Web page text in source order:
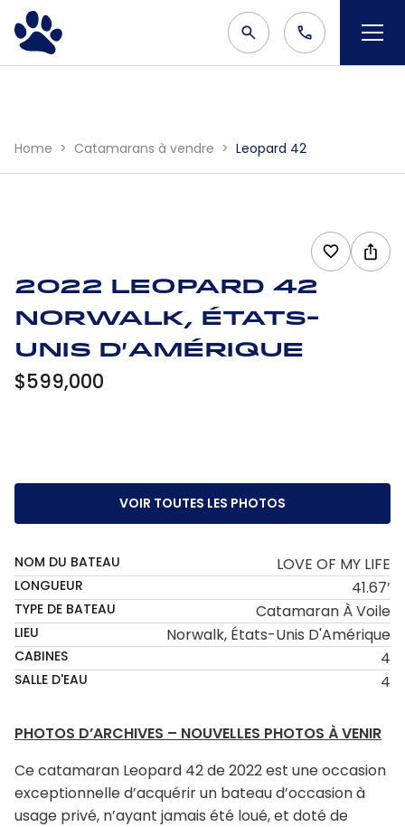
Home Catamarans à vendre Leopard 42
2022 Leopard 42
Norwalk, États-
Unis d'Amérique
$599,000
VOIR TOUTES LES PHOTOS
NOM DU BATEAU LOVE OF MY LIFE
LONGUEUR 41.67’
TYPE DE BATEAU Catamaran À Voile
LIEU Norwalk, États-Unis D'Amérique
CABINES 4
SALLE D'EAU 4
PHOTOS D’ARCHIVES – NOUVELLES PHOTOS À VENIR
Ce catamaran Leopard 42 de 2022 est une occasion
exceptionnelle d’acquérir un bateau d’occasion à
usage privé, n’ayant jamais été loué, et doté de